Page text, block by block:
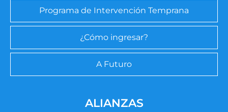
Programa de Intervención Temprana
¿Cómo ingresar?
A Futuro
ALIANZAS